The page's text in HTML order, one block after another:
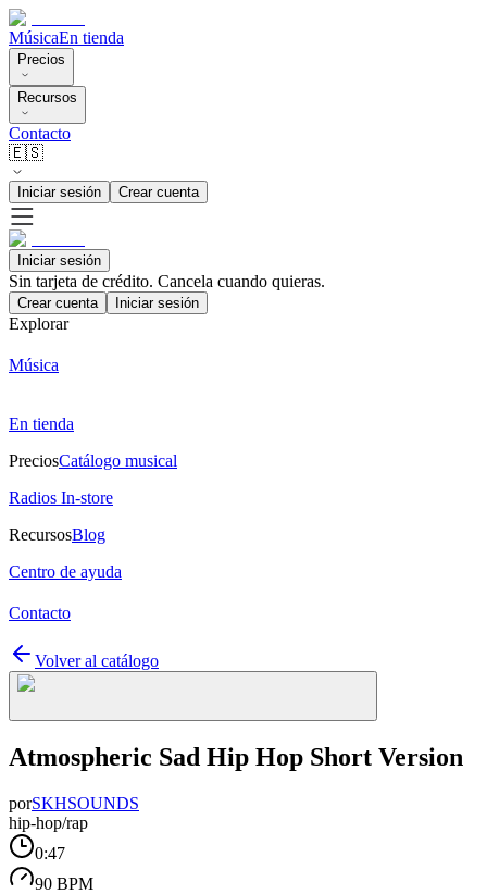
MúsicaEn tienda
Precios
Recursos
Contacto
🇪🇸
Iniciar sesión Crear cuenta
Iniciar sesión
Sin tarjeta de crédito. Cancela cuando quieras.
Crear cuenta Iniciar sesión
Explorar
Música
En tienda
PreciosCatálogo musical
Radios In-store
RecursosBlog
Centro de ayuda
Contacto
Volver al catálogo
Atmospheric Sad Hip Hop Short Version
porSKHSOUNDS
hip-hop/rap
0:47
90 BPM